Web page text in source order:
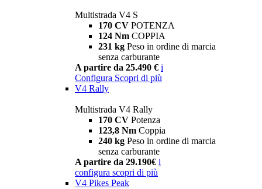
Multistrada V4 S
170 CV POTENZA
124 Nm COPPIA
231 kg Peso in ordine di marcia
senza carburante
A partire da 25.490 € i
Configura Scopri di più
V4 Rally
Multistrada V4 Rally
170 CV Potenza
123,8 Nm Coppia
240 kg Peso in ordine di marcia
senza carburante
A partire da 29.190€ i
configura scopri di più
V4 Pikes Peak